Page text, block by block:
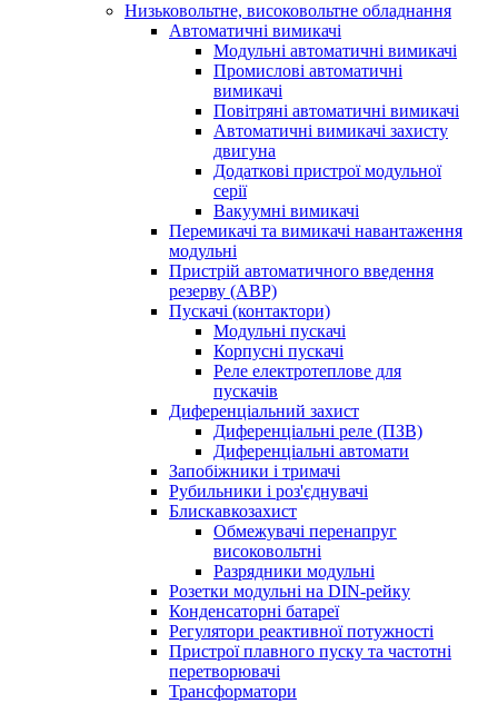
Низьковольтне, високовольтне обладнання
Автоматичні вимикачі
Модульні автоматичні вимикачі
Промислові автоматичні
вимикачі
Повітряні автоматичні вимикачі
Автоматичні вимикачі захисту
двигуна
Додаткові пристрої модульної
серії
Вакуумні вимикачі
Перемикачі та вимикачі навантаження
модульні
Пристрій автоматичного введення
резерву (АВР)
Пускачі (контактори)
Модульні пускачі
Корпусні пускачі
Реле електротеплове для
пускачів
Диференціальний захист
Диференціальні реле (ПЗВ)
Диференціальні автомати
Запобіжники і тримачі
Рубильники і роз'єднувачі
Блискавкозахист
Обмежувачі перенапруг
високовольтні
Разрядники модульні
Розетки модульні на DIN-рейку
Конденсаторні батареї
Регулятори реактивної потужності
Пристрої плавного пуску та частотні
перетворювачі
Трансформатори